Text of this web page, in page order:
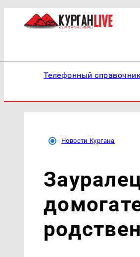
Телефонный
Новости Кургана